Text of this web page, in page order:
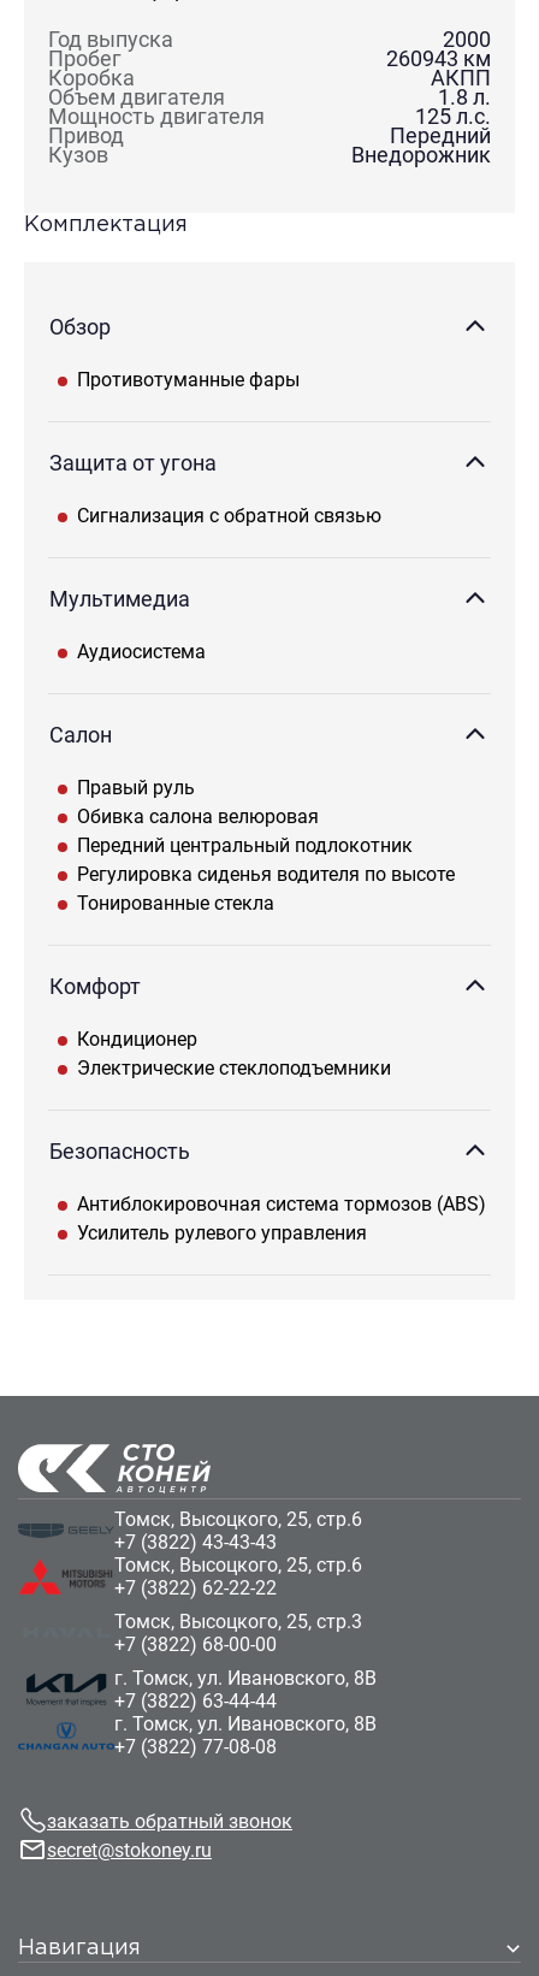
Год выпуска
2000
Пробег 260943 км
Коробка АКПП
Объем двигателя 1.8 л.
Мощность двигателя 125л.с.
Привод Передний
Кузов Внедорожник
Комплектация
Обзор
Противотуманные фары
Защита от угона
Сигнализация с обратной связью
Мультимедиа
Аудиосистема
Салон
Правый руль
Обивка салона велюровая
Передний центральный подлокотник
Регулировка сиденья водителя по высоте
Тонированные стекла
Комфорт
Кондиционер
Электрические стеклоподъемники
Безопасность
Антиблокировочная система тормозов (ABS)
Усилитель рулевого управления
Томск, Высоцкого, 25, стр.6
+7 (3822) 43-43-43
Томск, Высоцкого, 25, стр.6
+7 (3822) 62-22-22
Томск, Высоцкого, 25, стр.3
+7 (3822) 68-00-00
г. Томск, ул. Ивановского, 8В
+7 (3822) 63-44-44
г. Томск, ул. Ивановского, 8В
+7 (3822) 77-08-08
заказать обратный звонок
secret@stokoney.ru
Навигация